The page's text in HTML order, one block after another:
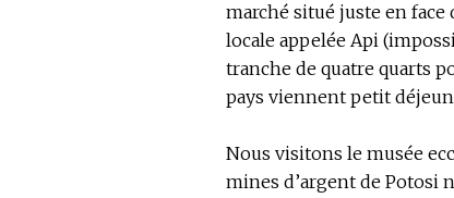
marché situé juste en
locale appelée Api
tranche de quatre quarts
pays viennent petit
Nous visitons le musée
mines d’argent de Potosi